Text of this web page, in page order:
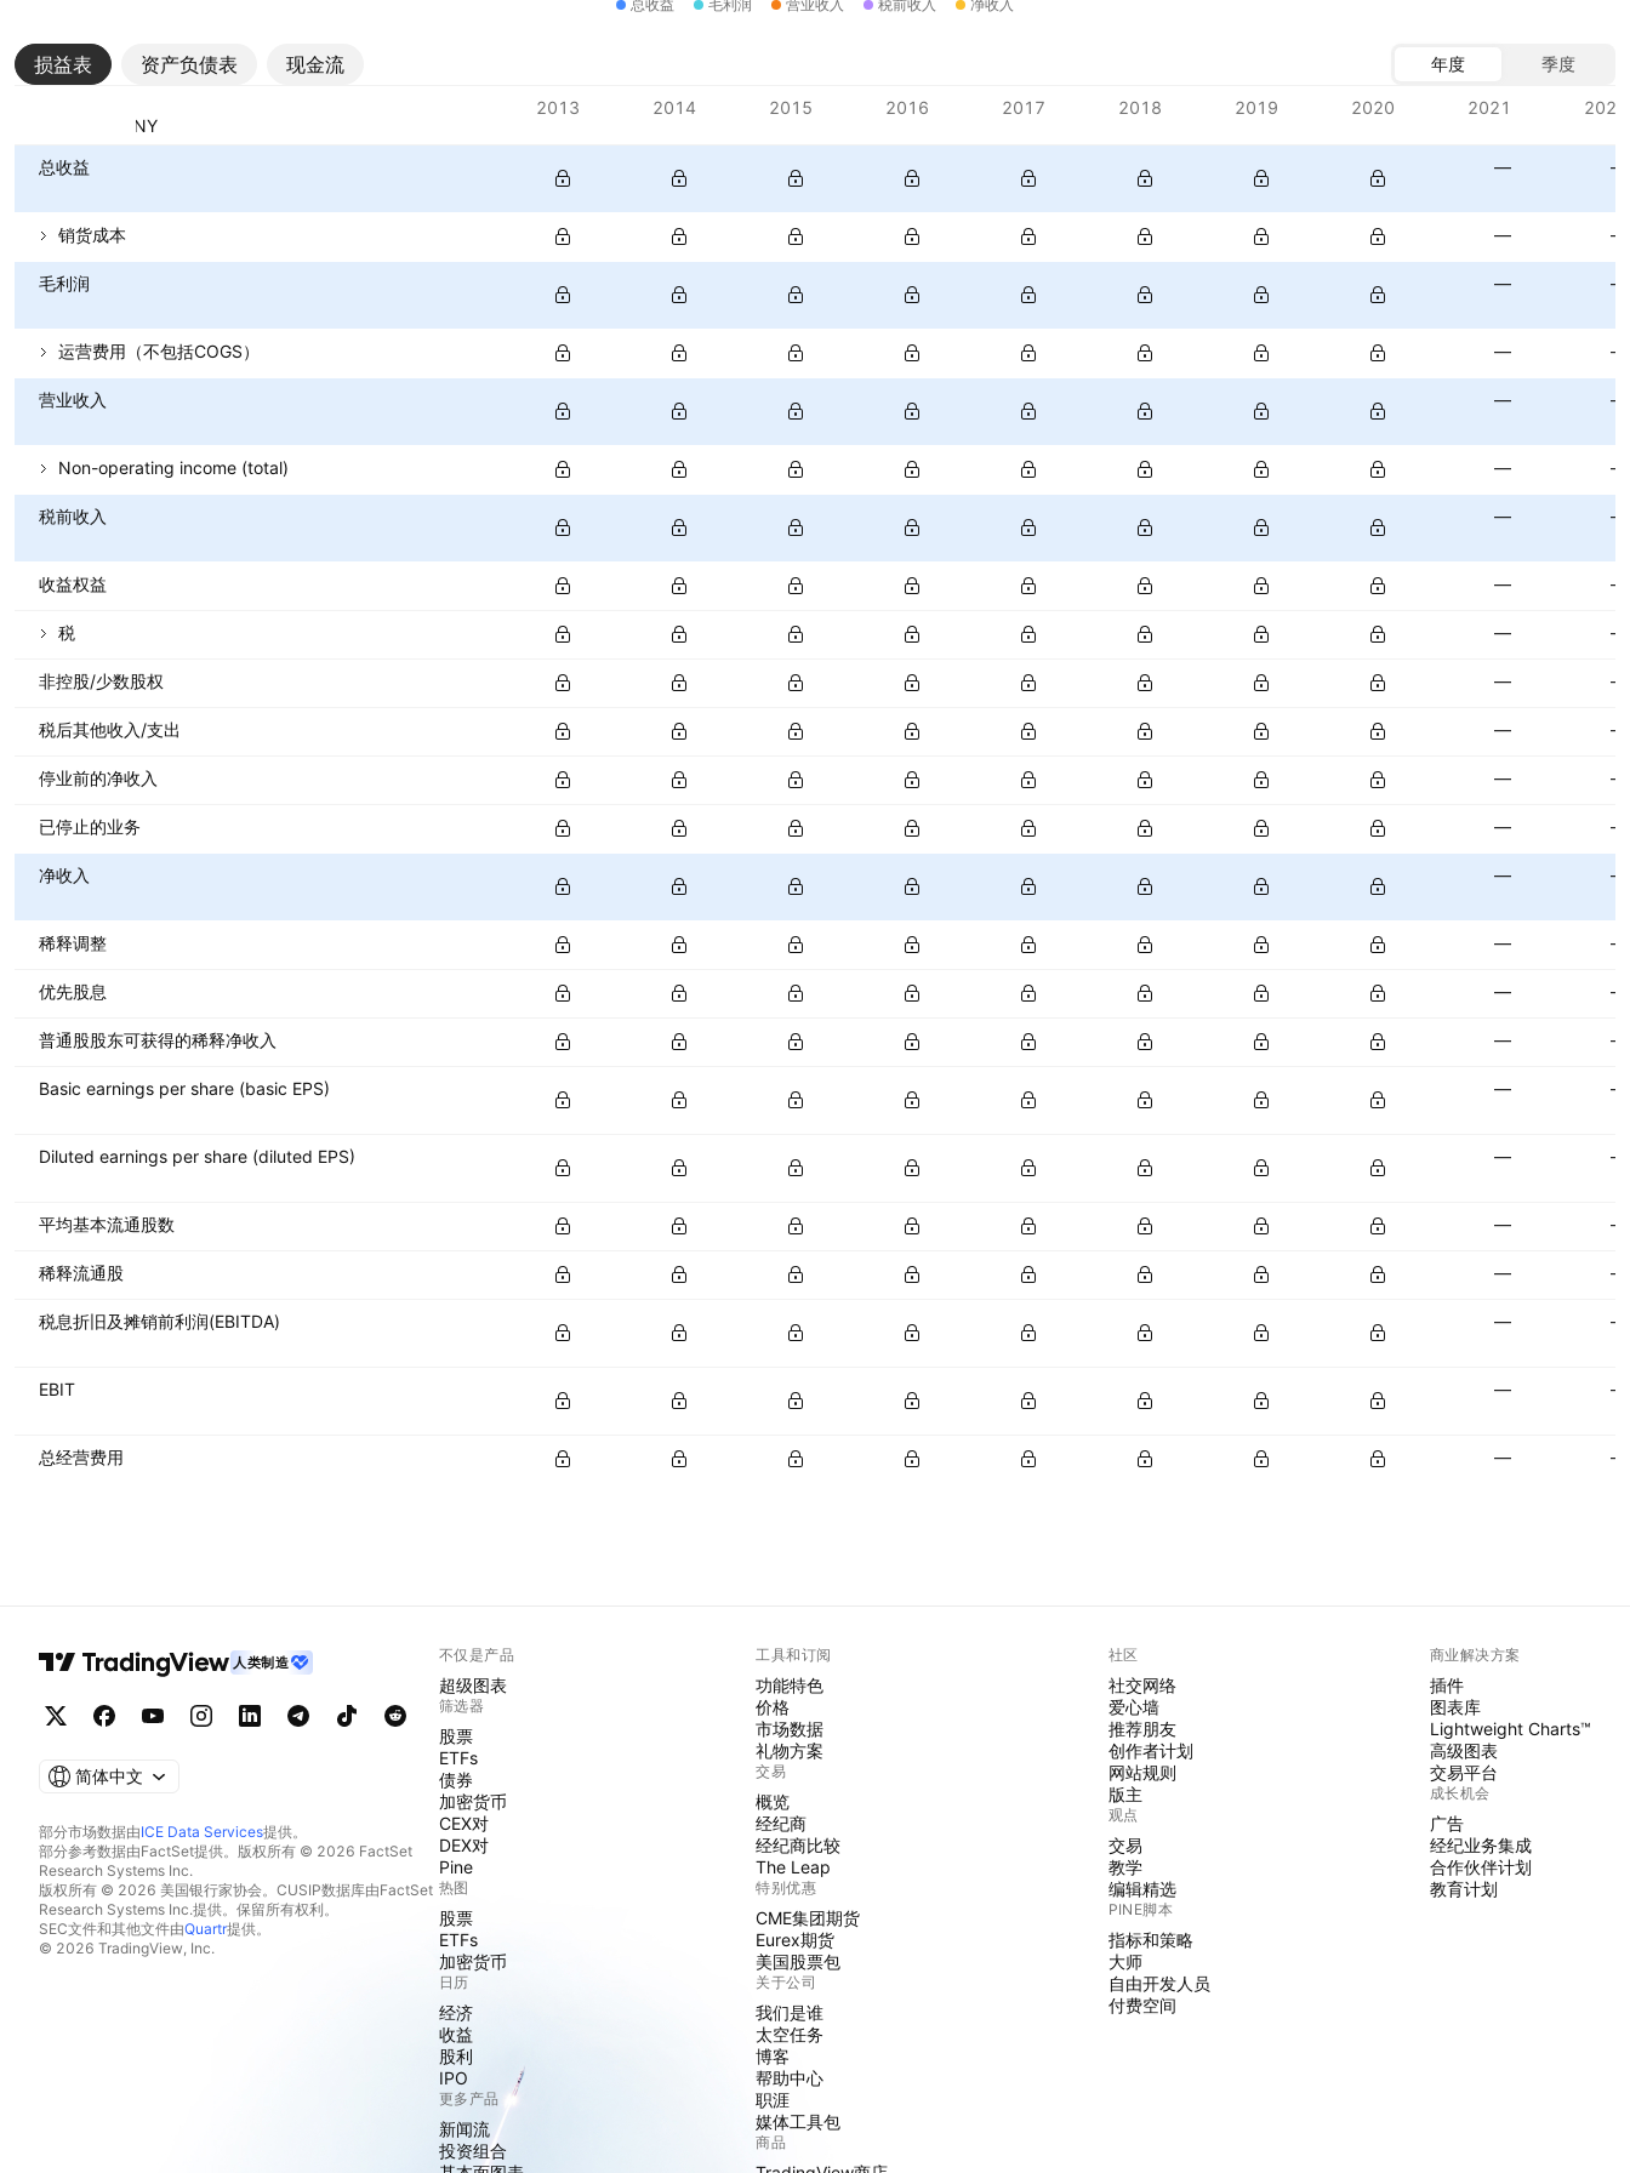
总收益 毛利润 营业收入 税前收入 净收入
损益表 资产负债表 现金流 年度
季度
货币：CNY
2013 2014 2015 2016 2017 2018 2019 2020 2021 2022
总收益 — —
销货成本 — —
毛利润 — —
运营费用（不包括COGS） — —
营业收入 — —
Non-operating income (total) — —
税前收入 — —
收益权益 — —
税 — —
非控股/少数股权 — —
税后其他收入/支出 — —
停业前的净收入 — —
已停止的业务 — —
净收入 — —
稀释调整 — —
优先股息 — —
普通股股东可获得的稀释净收入 — —
Basic earnings per share (basic EPS) — —
Diluted earnings per share (diluted EPS) — —
平均基本流通股数 — —
稀释流通股 — —
税息折旧及摊销前利润(EBITDA) — —
EBIT — —
总经营费用 — —
人类制造
简体中文
部分市场数据由ICE Data Services提供。
部分参考数据由FactSet提供。版权所有 © 2026 FactSet
Research Systems Inc.
版权所有 © 2026 美国银行家协会。CUSIP数据库由FactSet
Research Systems Inc.提供。保留所有权利。
SEC文件和其他文件由Quartr提供。
© 2026 TradingView, Inc.
不仅是产品
超级图表
筛选器
股票
ETFs
债券
加密货币
CEX对
DEX对
Pine
热图
股票
ETFs
加密货币
日历
经济
收益
股利
IPO
更多产品
新闻流
投资组合
工具和订阅
功能特色
价格
市场数据
礼物方案
交易
概览
经纪商
经纪商比较
The Leap
特别优惠
CME集团期货
Eurex期货
美国股票包
关于公司
我们是谁
太空任务
博客
帮助中心
职涯
媒体工具包
商品
社区
社交网络
爱心墙
推荐朋友
创作者计划
网站规则
版主
观点
交易
教学
编辑精选
PINE脚本
指标和策略
大师
自由开发人员
付费空间
商业解决方案
插件
图表库
Lightweight Charts™
高级图表
交易平台
成长机会
广告
经纪业务集成
合作伙伴计划
教育计划